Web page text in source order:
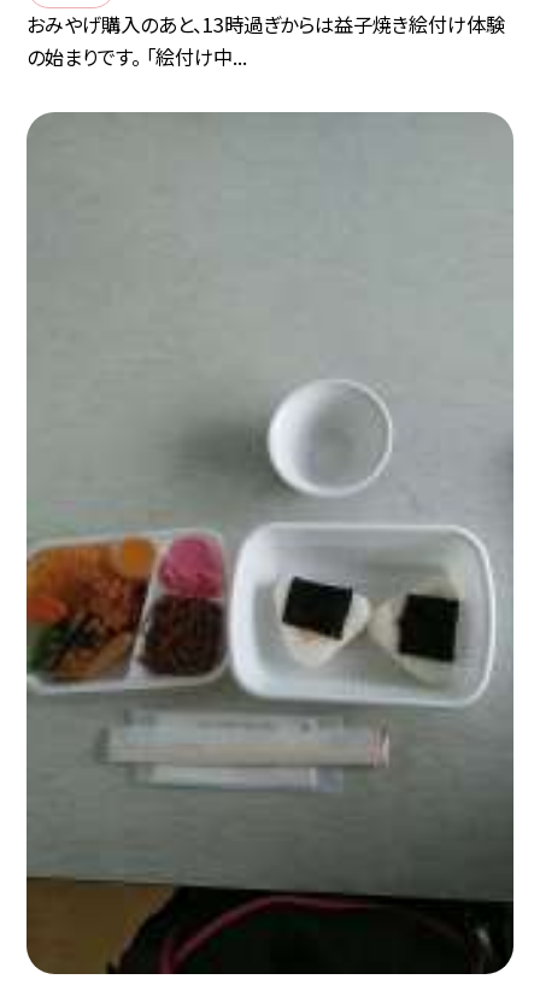
おみやげ購入のあと、13時過ぎからは益子焼き絵付け体験
の始まりです。 「絵付け中...